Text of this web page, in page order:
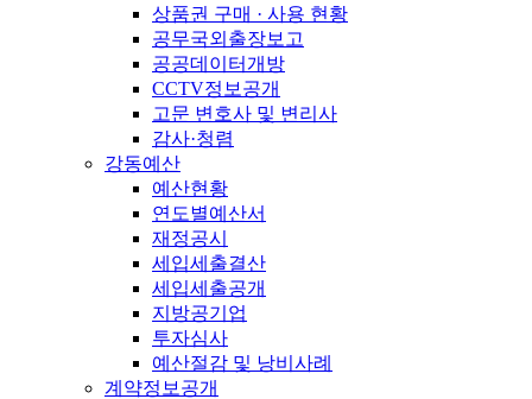
상품권 구매 · 사용 현황
공무국외출장보고
공공데이터개방
CCTV정보공개
고문 변호사 및 변리사
감사·청렴
강동예산
예산현황
연도별예산서
재정공시
세입세출결산
세입세출공개
지방공기업
투자심사
예산절감 및 낭비사례
계약정보공개